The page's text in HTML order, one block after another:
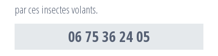
par ces insectes volants.
06 75 36 24 05